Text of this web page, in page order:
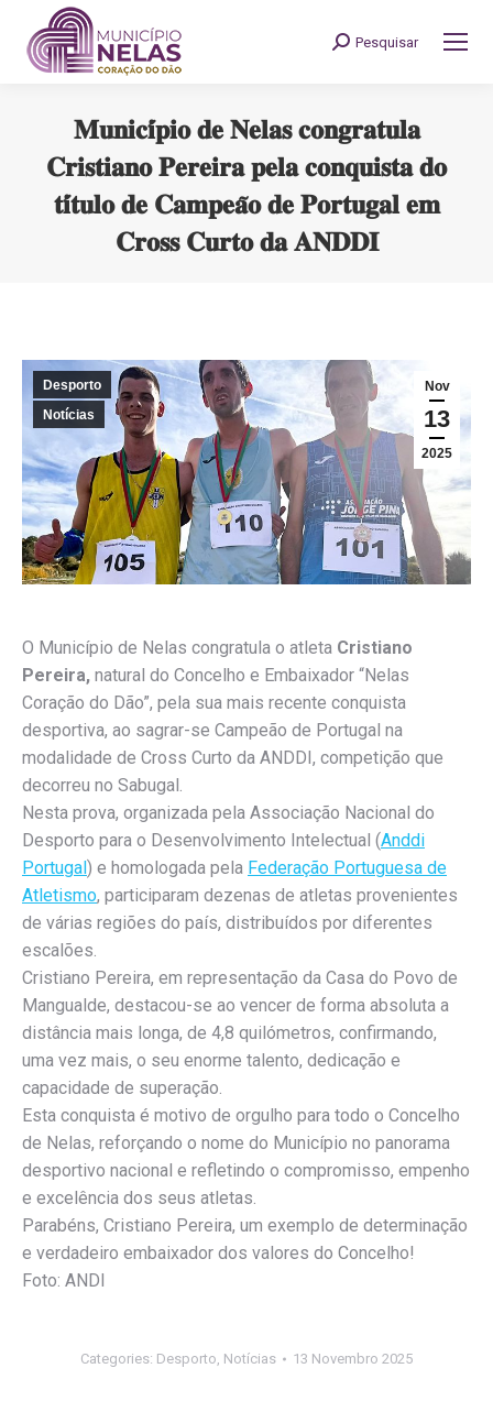
Search:
Pesquisar
𝐌𝐮𝐧𝐢𝐜𝐢́𝐩𝐢𝐨 𝐝𝐞 𝐍𝐞𝐥𝐚𝐬 𝐜𝐨𝐧𝐠𝐫𝐚𝐭𝐮𝐥𝐚
𝐂𝐫𝐢𝐬𝐭𝐢𝐚𝐧𝐨 𝐏𝐞𝐫𝐞𝐢𝐫𝐚 𝐩𝐞𝐥𝐚 𝐜𝐨𝐧𝐪𝐮𝐢𝐬𝐭𝐚 𝐝𝐨
𝐭𝐢́𝐭𝐮𝐥𝐨 𝐝𝐞 𝐂𝐚𝐦𝐩𝐞𝐚̃𝐨 𝐝𝐞 𝐏𝐨𝐫𝐭𝐮𝐠𝐚𝐥 𝐞𝐦
𝐂𝐫𝐨𝐬𝐬 𝐂𝐮𝐫𝐭𝐨 𝐝𝐚 𝐀𝐍𝐃𝐃𝐈
Nov
13
2025
Desporto
Notícias
O Município de Nelas congratula o atleta Cristiano
Pereira, natural do Concelho e Embaixador “Nelas
Coração do Dão”, pela sua mais recente conquista
desportiva, ao sagrar-se Campeão de Portugal na
modalidade de Cross Curto da ANDDI, competição que
decorreu no Sabugal.
Nesta prova, organizada pela Associação Nacional do
Desporto para o Desenvolvimento Intelectual (Anddi
Portugal) e homologada pela Federação Portuguesa de
Atletismo, participaram dezenas de atletas provenientes
de várias regiões do país, distribuídos por diferentes
escalões.
Cristiano Pereira, em representação da Casa do Povo de
Mangualde, destacou-se ao vencer de forma absoluta a
distância mais longa, de 4,8 quilómetros, confirmando,
uma vez mais, o seu enorme talento, dedicação e
capacidade de superação.
Esta conquista é motivo de orgulho para todo o Concelho
de Nelas, reforçando o nome do Município no panorama
desportivo nacional e refletindo o compromisso, empenho
e excelência dos seus atletas.
Parabéns, Cristiano Pereira, um exemplo de determinação
e verdadeiro embaixador dos valores do Concelho!
Foto: ANDI
Categories: Desporto, Notícias 13 Novembro 2025